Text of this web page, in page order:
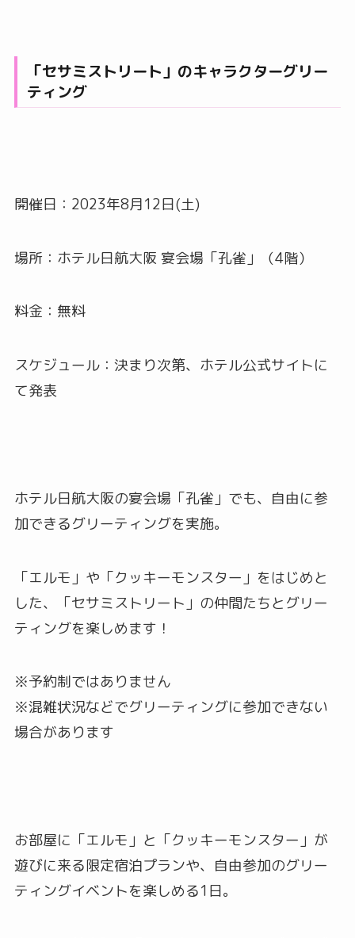
「セサミストリート」のキャラクターグリー
ティング
開催日：2023年8月12日(土)
場所：ホテル日航大阪 宴会場「孔雀」（4階）
料金：無料
スケジュール：決まり次第、ホテル公式サイトに
て発表
ホテル日航大阪の宴会場「孔雀」でも、自由に参
加できるグリーティングを実施。
「エルモ」や「クッキーモンスター」をはじめと
した、「セサミストリート」の仲間たちとグリー
ティングを楽しめます！
※予約制ではありません
※混雑状況などでグリーティングに参加できない
場合があります
お部屋に「エルモ」と「クッキーモンスター」が
遊びに来る限定宿泊プランや、自由参加のグリー
ティングイベントを楽しめる1日。